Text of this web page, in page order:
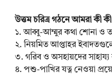
উত্তম চরিত্র গঠনে আমরা কী
১. আব্বু-আম্মুর কথা শোনা ও
২. নিয়মিত আপ্তাহর
৩. গরিব ও অসহায়দের সাহায্য
৪. পশু-পাখির যত্ন নেওয়া